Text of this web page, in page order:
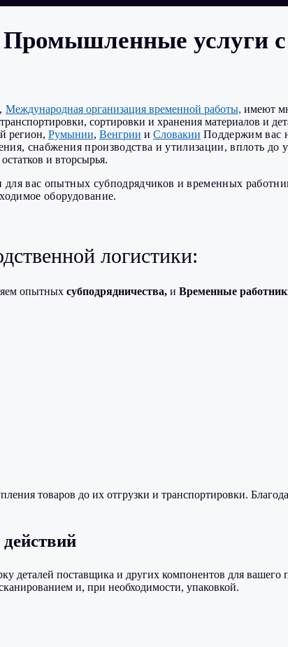
Промышленные услуги
Международная организация временной работы, имеют
сортировки и хранения материалов и
регион, Румынии, Венгрии и Словакии Поддержим вас
снабжения производства и утилизации, вплоть до
и вторсырья.
вас опытных субподрядчиков и временных
оборудование.
логистики:
опытных субподрядничества, и Временные
товаров до их отгрузки и транспортировки.
деталей поставщика и других компонентов для вашего
и, при необходимости, упаковкой.